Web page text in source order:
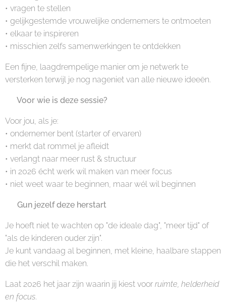
• vragen te stellen
• gelijkgestemde vrouwelijke ondernemers te ontmoeten
• elkaar te inspireren
• misschien zelfs samenwerkingen te ontdekken
Een fijne, laagdrempelige manier om je netwerk te
versterken terwijl je nog nageniet van alle nieuwe ideeën.
🌸 Voor wie is deze sessie?
Voor jou, als je:
• ondernemer bent (starter of ervaren)
• merkt dat rommel je afleidt
• verlangt naar meer rust & structuur
• in 2026 écht werk wil maken van meer focus
• niet weet waar te beginnen, maar wél wil beginnen
✨ Gun jezelf deze herstart
Je hoeft niet te wachten op "de ideale dag", "meer tijd" of
"als de kinderen ouder zijn".
Je kunt vandaag al beginnen, met kleine, haalbare stappen
die het verschil maken.
Laat 2026 het jaar zijn waarin jij kiest voor ruimte, helderheid
en focus.